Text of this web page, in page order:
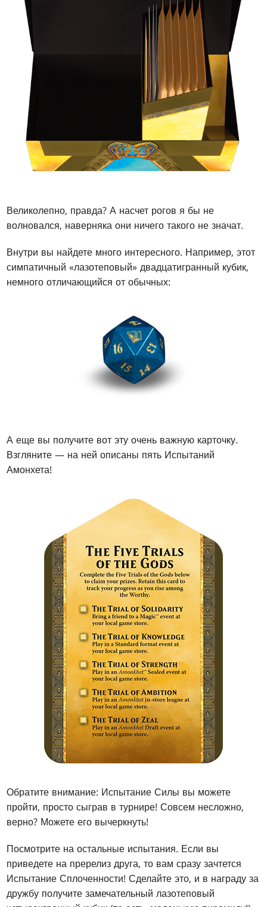
Великолепно, правда? А насчет рогов я бы не
волновался, наверняка они ничего такого не значат.
Внутри вы найдете много интересного. Например, этот
симпатичный «лазотеповый» двадцатигранный кубик,
немного отличающийся от обычных:
А еще вы получите вот эту очень важную карточку.
Взгляните — на ней описаны пять Испытаний
Амонхета!
Обратите внимание: Испытание Силы вы можете
пройти, просто сыграв в турнире! Совсем несложно,
верно? Можете его вычеркнуть!
Посмотрите на остальные испытания. Если вы
приведете на пререлиз друга, то вам сразу зачтется
Испытание Сплоченности! Сделайте это, и в награду за
дружбу получите замечательный лазотеповый